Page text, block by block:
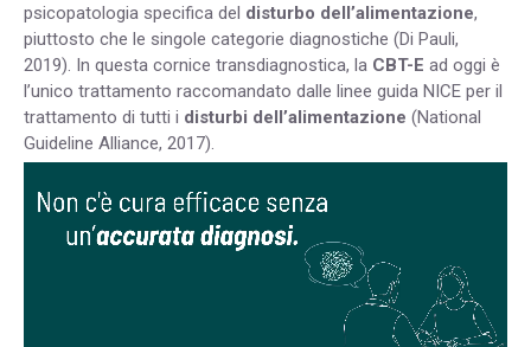
psicopatologia specifica del disturbo dell’alimentazione,
piuttosto che le singole categorie diagnostiche (Di Pauli,
2019). In questa cornice transdiagnostica, la CBT-E ad oggi è
l’unico trattamento raccomandato dalle linee guida NICE per il
trattamento di tutti i disturbi dell’alimentazione (National
Guideline Alliance, 2017).